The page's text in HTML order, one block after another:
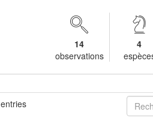
14
observations
4
entries